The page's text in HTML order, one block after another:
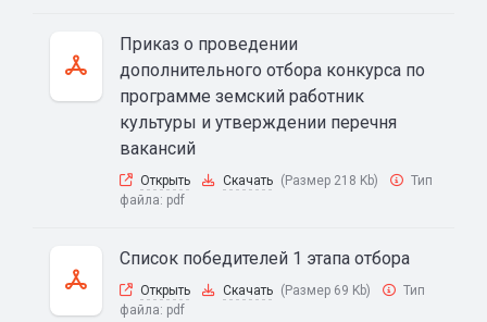
Приказ о проведении
дополнительного отбора конкурса по
программе земский работник
культуры и утверждении перечня
вакансий
Открыть Скачать (Размер 218 Kb)
Тип
файла: pdf
Список победителей 1 этапа отбора
Открыть Скачать (Размер 69 Kb)
Тип
файла: pdf